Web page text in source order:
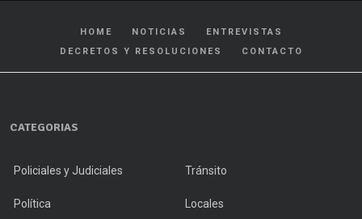
HOME NOTICIAS
ENTREVISTAS
DECRETOS Y RESOLUCIONES
CONTACTO
CATEGORIAS
Policiales y Judiciales Tránsito
Política Locales